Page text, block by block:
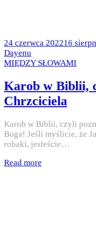
Posted
on
24 czerwca 202216
by
Dayenu
Posted
MIĘDZY SŁOWAMI
Karob w Biblii,
Chrzciciela
Karob w Biblii, czyli
Boga! Jeśli myślicie, że
robaki, jesteście…
Read more